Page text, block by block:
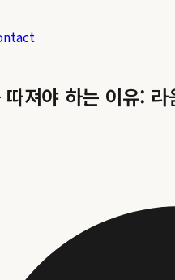
져야 하는 이유: